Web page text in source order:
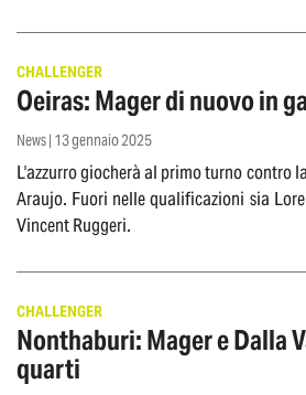
CHALLENGER
Oeiras: Mager di nuovo in
News | 13 gennaio 2025
L'azzurro giocherà al primo turno contro
Araujo. Fuori nelle qualificazioni sia
Vincent Ruggeri.
CHALLENGER
Nonthaburi: Mager e Dalla
quarti